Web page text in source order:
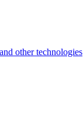
other technologies